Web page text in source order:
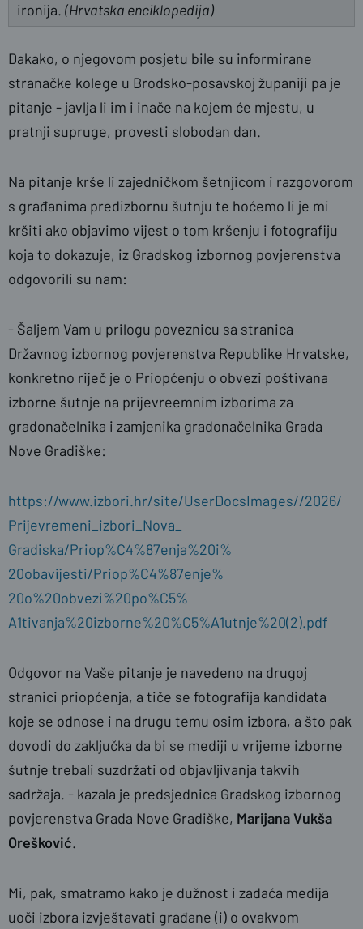
ironija. (Hrvatska enciklopedija)
Dakako, o njegovom posjetu bile su informirane
stranačke kolege u Brodsko-posavskoj županiji pa je
pitanje - javlja li im i inače na kojem će mjestu, u
pratnji supruge, provesti slobodan dan.
Na pitanje krše li zajedničkom šetnjicom i razgovorom
s građanima predizbornu šutnju te hoćemo li je mi
kršiti ako objavimo vijest o tom kršenju i fotografiju
koja to dokazuje, iz Gradskog izbornog povjerenstva
odgovorili su nam:
- Šaljem Vam u prilogu poveznicu sa stranica
Državnog izbornog povjerenstva Republike Hrvatske,
konkretno riječ je o Priopćenju o obvezi poštivana
izborne šutnje na prijevreemnim izborima za
gradonačelnika i zamjenika gradonačelnika Grada
Nove Gradiške:
https://www.izbori.hr/site/UserDocsImages//2026/
Prijevremeni_izbori_Nova_
Gradiska/Priop%C4%87enja%20i%
20obavijesti/Priop%C4%87enje%
20o%20obvezi%20po%C5%
A1tivanja%20izborne%20%C5%A1utnje%20(2).pdf
Odgovor na Vaše pitanje je navedeno na drugoj
stranici priopćenja, a tiče se fotografija kandidata
koje se odnose i na drugu temu osim izbora, a što pak
dovodi do zaključka da bi se mediji u vrijeme izborne
šutnje trebali suzdržati od objavljivanja takvih
sadržaja. - kazala je predsjednica Gradskog izbornog
povjerenstva Grada Nove Gradiške, Marijana Vukša
Orešković.
Mi, pak, smatramo kako je dužnost i zadaća medija
uoči izbora izvještavati građane (i) o ovakvom